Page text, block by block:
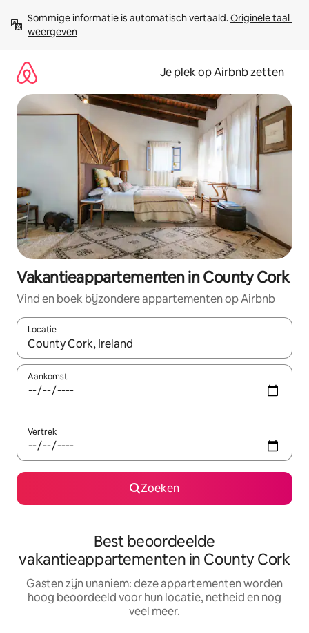
direct
naar
Sommige informatie is automatisch vertaald. Originele taal
weergeven
Je plek op Airbnb zetten
Vakantieappartementen in County Cork
Vind en boek bijzondere appartementen op Airbnb
Locatie
Wanneer er resultaten beschikbaar zijn, maak je een keuze
Aankomst
Vertrek
Zoeken
Best beoordeelde
vakantieappartementen in County Cork
Gasten zijn unaniem: deze appartementen worden
hoog beoordeeld voor hun locatie, netheid en nog
veel meer.